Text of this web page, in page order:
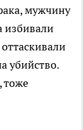
мужчину
избивали
убийство.
тоже